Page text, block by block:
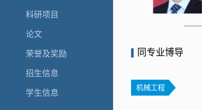
科研项目
论文
荣誉及奖励
招生信息
学生信息
同专业博导
机械工程